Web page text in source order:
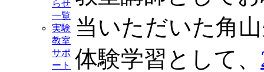
らせ
一覧
実験
教室
サポ
ート
当いただいた角
体験学習として、